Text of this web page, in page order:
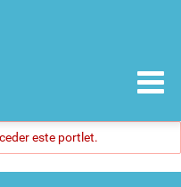
este portlet.